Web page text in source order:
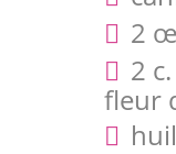
2
2
fleur